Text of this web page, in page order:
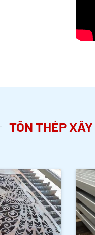
TÔN THÉP